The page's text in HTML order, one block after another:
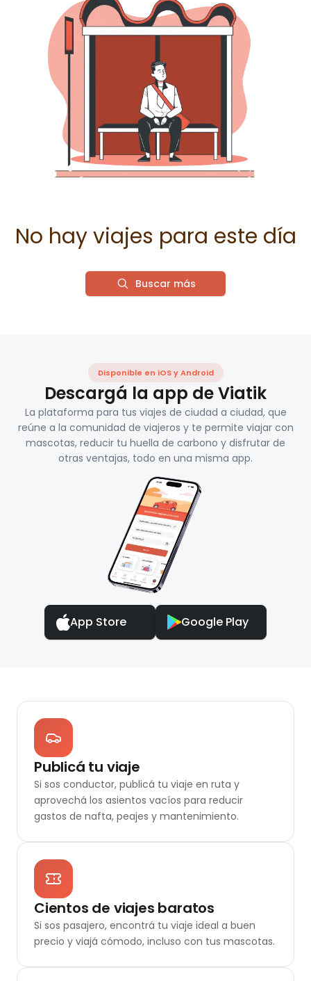
No hay viajes para este día
Buscar más
Disponible en iOS y Android
Descargá la app de Viatik
La plataforma para tus viajes de ciudad a ciudad, que
reúne a la comunidad de viajeros y te permite viajar con
mascotas, reducir tu huella de carbono y disfrutar de
otras ventajas, todo en una misma app.
App Store Google Play
Publicá tu viaje
Si sos conductor, publicá tu viaje en ruta y
aprovechá los asientos vacíos para reducir
gastos de nafta, peajes y mantenimiento.
Cientos de viajes baratos
Si sos pasajero, encontrá tu viaje ideal a buen
precio y viajá cómodo, incluso con tus mascotas.